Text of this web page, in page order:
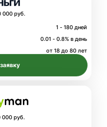
000 руб.
1 - 180 дней
0.01 - 0.8% в день
от 18 до 80 лет
000 руб.